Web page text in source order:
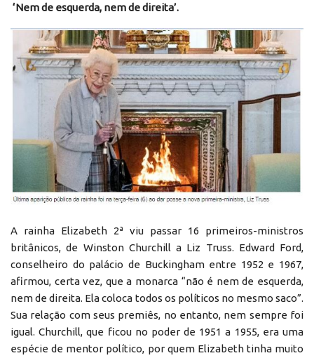
‘Nem de esquerda, nem de direita’.
A rainha Elizabeth 2ª viu passar 16 primeiros-ministros
britânicos, de Winston Churchill a Liz Truss. Edward Ford,
conselheiro do palácio de Buckingham entre 1952 e 1967,
afirmou, certa vez, que a monarca “não é nem de esquerda,
nem de direita. Ela coloca todos os políticos no mesmo saco”.
Sua relação com seus premiês, no entanto, nem sempre foi
igual. Churchill, que ficou no poder de 1951 a 1955, era uma
espécie de mentor político, por quem Elizabeth tinha muito